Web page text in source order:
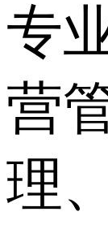
专
营
理